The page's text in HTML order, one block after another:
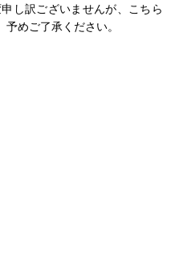
し訳ございませんが、こちら
めご了承ください。